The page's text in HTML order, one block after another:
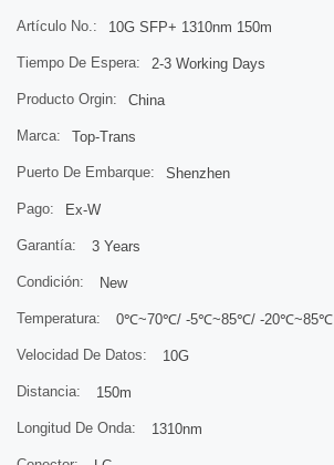
Artículo No.: 10G SFP+ 1310nm 150m
Tiempo De Espera: 2-3 Working Days
Producto Orgin: China
Marca: Top-Trans
Puerto De Embarque: Shenzhen
Pago: Ex-W
Garantía: 3 Years
Condición: New
Temperatura: 0℃~70℃/ -5℃~85℃/ -20℃~85℃
Velocidad De Datos: 10G
Distancia: 150m
Longitud De Onda: 1310nm